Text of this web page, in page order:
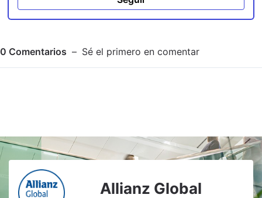
0 Comentarios Sé el primero en comentar
Adjuntar imagen Comentar
Allianz Global